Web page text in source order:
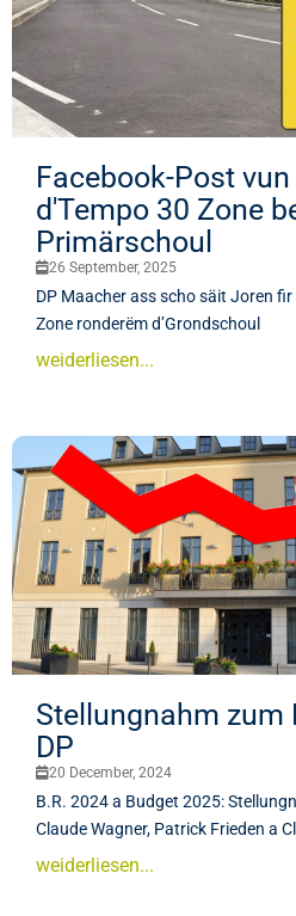
Facebook-Post
d'Tempo 30 Zone
Primärschoul
26 September, 2025
DP Maacher ass scho säit Joren
Zone ronderëm d’Grondschoul
weiderliesen...
Stellungnahm zum
DP
20 December, 2024
B.R. 2024 a Budget 2025:
Claude Wagner, Patrick Frieden a
weiderliesen...